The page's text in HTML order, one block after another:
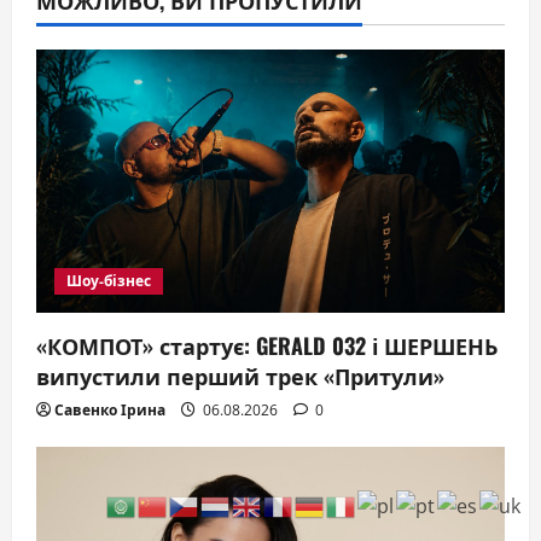
Шоу-бізнес
«КОМПОТ» стартує: GERALD 032 і ШЕРШЕНЬ
випустили перший трек «Притули»
Савенко Ірина 06.08.2026 0